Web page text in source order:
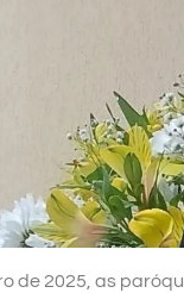
de 2025, as